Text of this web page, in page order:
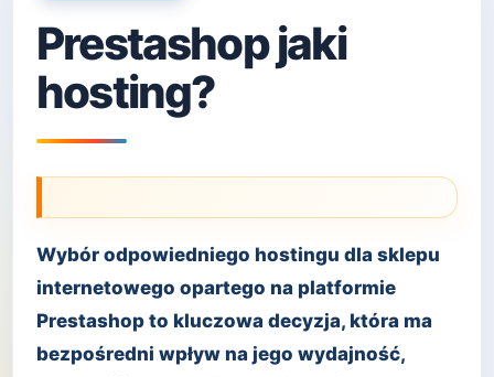
Prestashop jaki
hosting?
Wybór odpowiedniego hostingu dla sklepu
internetowego opartego na platformie
Prestashop to kluczowa decyzja, która ma
bezpośredni wpływ na jego wydajność,